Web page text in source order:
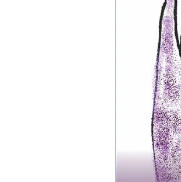
Párocos
Evangelho
Boletim
Padre